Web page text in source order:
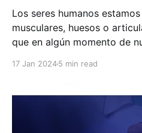
Los seres humanos
musculares, huesos o
que en algún momento de
con el sistema
17 Jan 20245 min read